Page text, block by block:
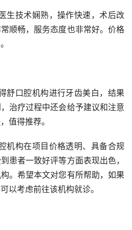
顺畅，服务态度也非常好。价格
治疗过程中还会给予建议和注意
值得推荐。
患者一致好评等方面表现出色，
。希望本文对您有所帮助，如果
以考虑前往该机构就诊。